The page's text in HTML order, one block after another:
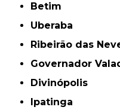
Betim
Uberaba
Ribeirão das
Governador
Divinópolis
Ipatinga